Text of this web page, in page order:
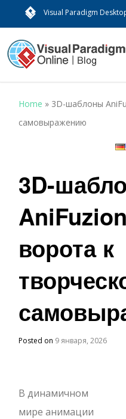
Visual Paradigm
Home » 3D-шаблоны
самовыражению
3D-
ворота к
Posted on 9 января, 2026
В динамичном
мире анимации